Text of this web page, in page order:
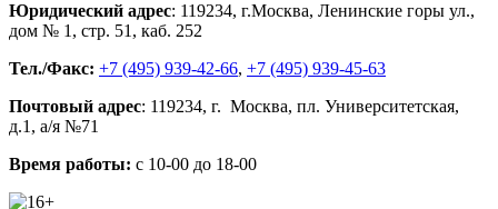
Юридический адрес: 119234, г.Москва, Ленинские горы ул.,
дом № 1, стр. 51 , каб. 252
Тел./Факс: +7 (495) 939-42-66, +7 (495) 939-45-63
Почтовый адрес: 119234, г. Москва, пл. Университетская,
д.1 , а/я №71
Время работы: с 10-00 до 18-00